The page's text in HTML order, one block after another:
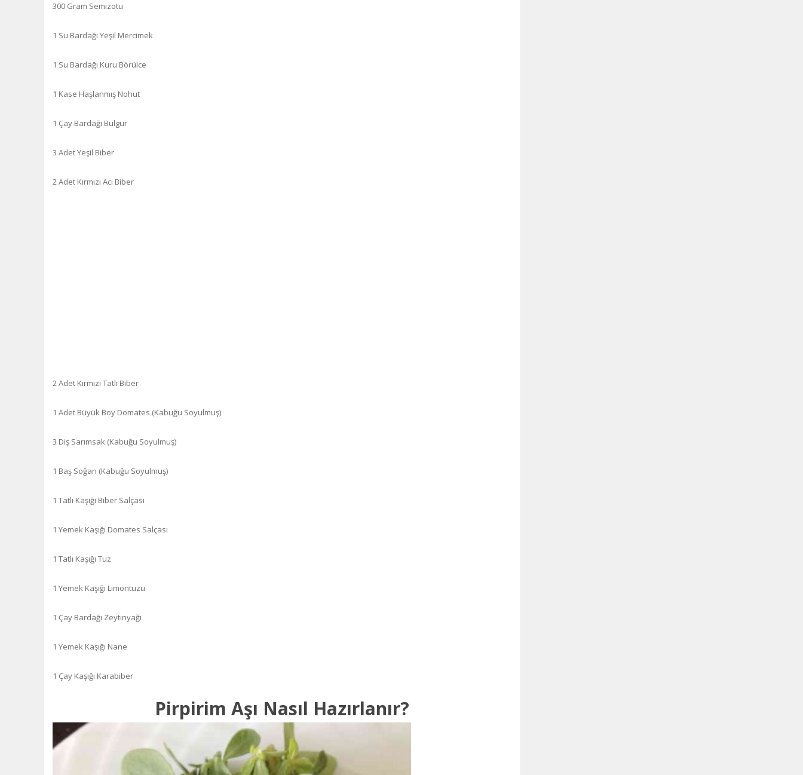
300 Gram Semizotu
1 Su Bardağı Yeşil Mercimek
1 Su Bardağı Kuru Börülce
1 Kase Haşlanmış Nohut
1 Çay Bardağı Bulgur
3 Adet Yeşil Biber
2 Adet Kırmızı Acı Biber
2 Adet Kırmızı Tatlı Biber
1 Adet Büyük Boy Domates (Kabuğu Soyulmuş)
3 Diş Sarımsak (Kabuğu Soyulmuş)
1 Baş Soğan (Kabuğu Soyulmuş)
1 Tatlı Kaşığı Biber Salçası
1 Yemek Kaşığı Domates Salçası
1 Tatlı Kaşığı Tuz
1 Yemek Kaşığı Limontuzu
1 Çay Bardağı Zeytinyağı
1 Yemek Kaşığı Nane
1 Çay Kaşığı Karabiber
Pirpirim Aşı Nasıl Hazırlanır?